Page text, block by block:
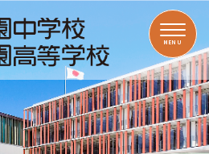
MENU